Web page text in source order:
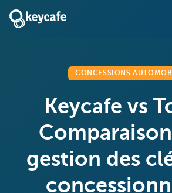
CONCESSIONS
Keycafe vs
gestion des